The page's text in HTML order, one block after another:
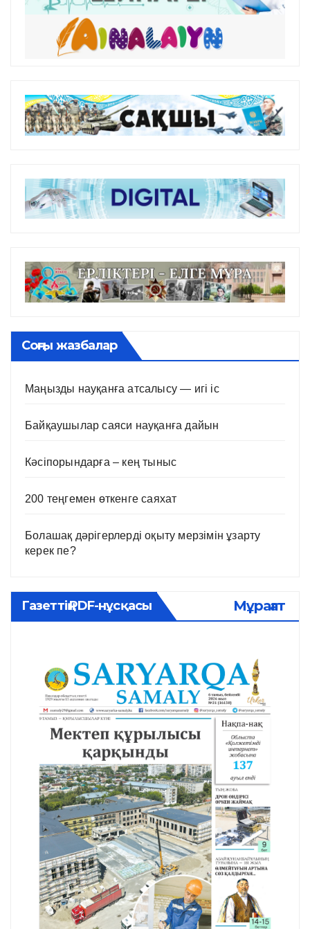
Соңғы жазбалар
Маңызды науқанға атсалысу — игі іс
Байқаушылар саяси науқанға дайын
Кәсіпорындарға – кең тыныс
200 теңгемен өткенге саяхат
Болашақ дәрігерлерді оқыту мерзімін ұзарту
керек пе?
Газеттің PDF-нұсқасы Мұрағат